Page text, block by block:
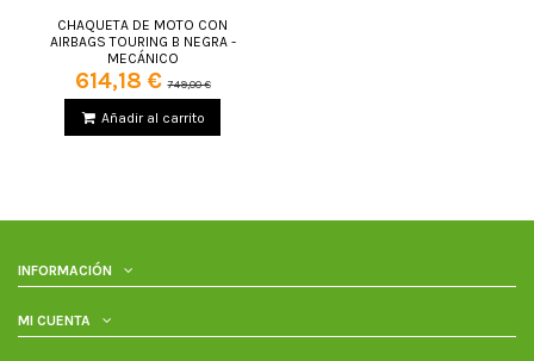
CHAQUETA DE MOTO CON
AIRBAGS TOURING B NEGRA -
MECÁNICO
614,18 €749,00 €
Añadir al carrito
INFORMACIÓN
MI CUENTA